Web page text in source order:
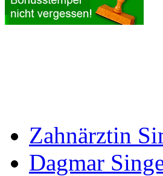
Zahnärztin
Dagmar